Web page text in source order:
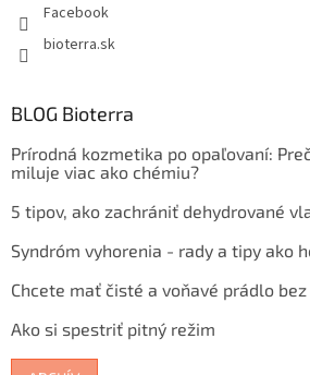
Facebook
bioterra.sk
BLOG Bioterra
Prírodná kozmetika po opaľovaní:
miluje viac ako chémiu?
5 tipov, ako zachrániť dehydrované
Syndróm vyhorenia - rady a tipy ako
Chcete mať čisté a voňavé prádlo
Ako si spestriť pitný režim